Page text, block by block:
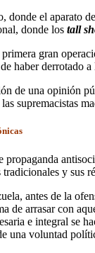
donde el aparato
donde los tall
gran
haber derrotado
de una opinión
supremacistas
propaganda
y sus
antes de la
de arrasar con
e integral se
una voluntad